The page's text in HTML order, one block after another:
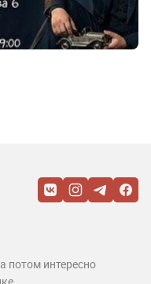
потом интересно